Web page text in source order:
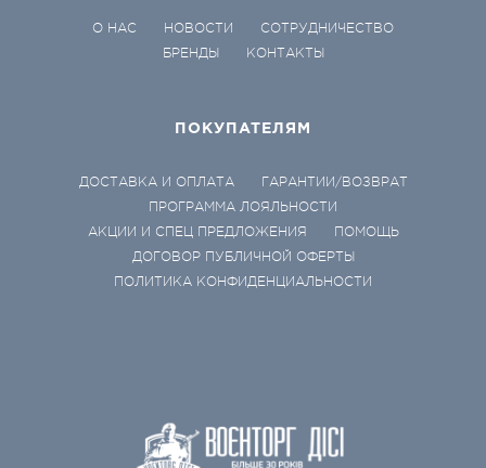
О НАС НОВОСТИ
СОТРУДНИЧЕСТВО
БРЕНДЫ
КОНТАКТЫ
ПОКУПАТЕЛЯМ
ДОСТАВКА И ОПЛАТА
ГАРАНТИИ/ВОЗВРАТ
ПРОГРАММА ЛОЯЛЬНОСТИ
АКЦИИ И СПЕЦ ПРЕДЛОЖЕНИЯ
ПОМОЩЬ
ДОГОВОР ПУБЛИЧНОЙ ОФЕРТЫ
ПОЛИТИКА КОНФИДЕНЦИАЛЬНОСТИ